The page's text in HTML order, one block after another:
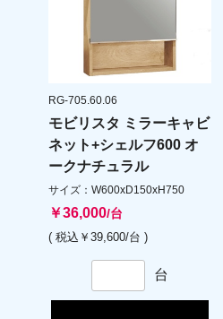
RG-705.60.06
モビリスタ ミラーキャビ
ネット+シェルフ600 オ
ークナチュラル
サイズ：W600xD150xH750
￥36,000/台
( 税込￥39,600/台 )
台